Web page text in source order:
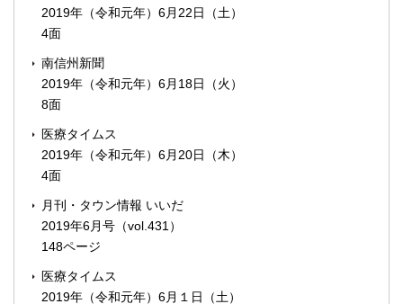
2019年（令和元年）6月22日（土）
4面
南信州新聞
2019年（令和元年）6月18日（火）
8面
医療タイムス
2019年（令和元年）6月20日（木）
4面
月刊・タウン情報 いいだ
2019年6月号（vol.431）
148ページ
医療タイムス
2019年（令和元年）6月１日（土）